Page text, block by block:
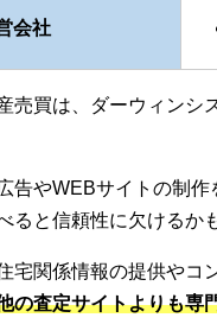
会社
売買は、ダーウィンシ
告やWEBサイトの制
ると信頼性に欠けるか
宅関係情報の提供やコ
の査定サイトよりも専